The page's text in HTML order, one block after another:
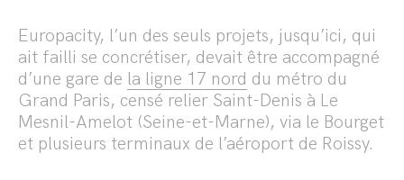
Europacity, l’un des seuls projets, jusqu’ici, qui
ait failli se concrétiser, devait être accompagné
d’une gare de la ligne 17 nord du métro du
Grand Paris, censé relier Saint-Denis à Le
Mesnil-Amelot (Seine-et-Marne), via le Bourget
et plusieurs terminaux de l’aéroport de Roissy.